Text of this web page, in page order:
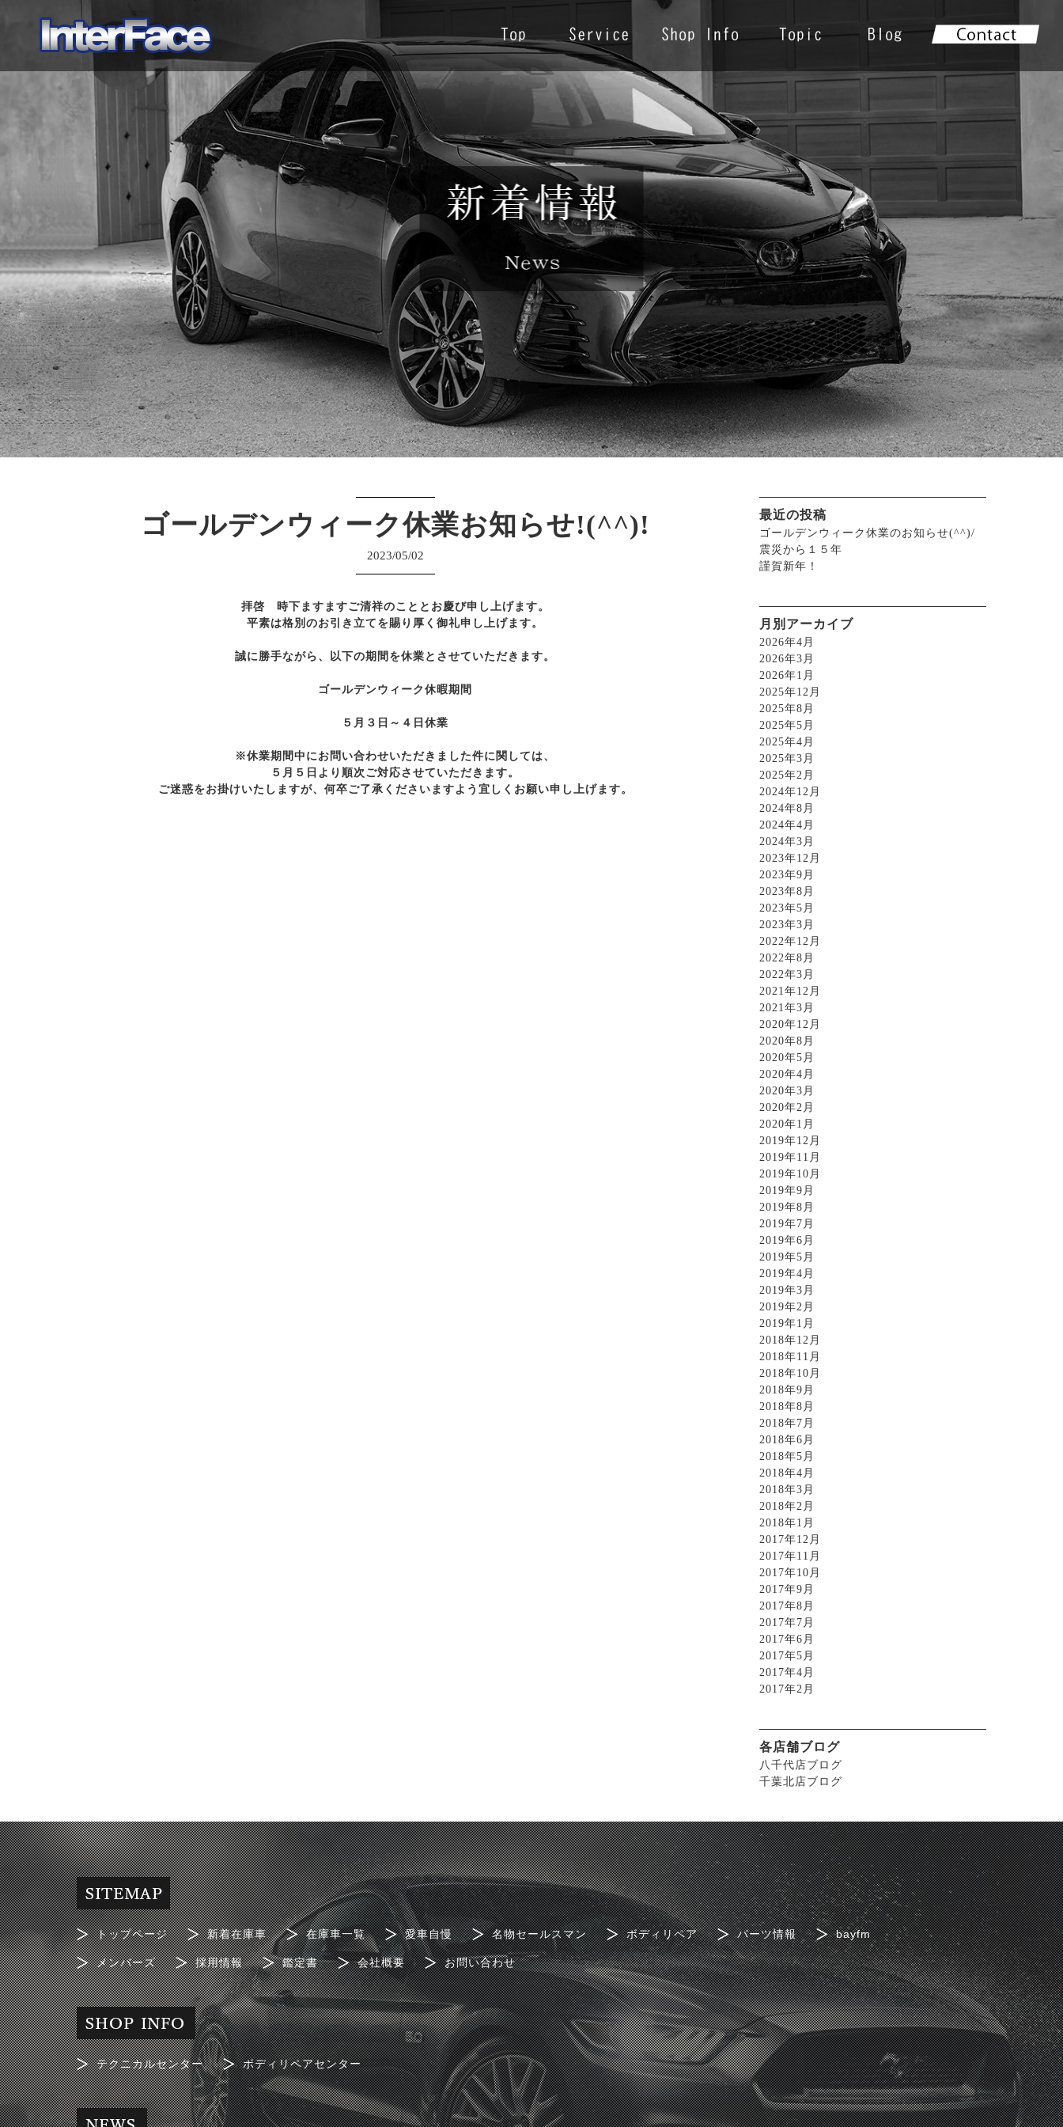
最近の投稿
ゴールデンウィーク休業のお知らせ(^^)/
震災から１５年
謹賀新年！
月別アーカイブ
2026年4月
2026年3月
2026年1月
2025年12月
2025年8月
2025年5月
2025年4月
2025年3月
2025年2月
2024年12月
2024年8月
2024年4月
2024年3月
2023年12月
2023年9月
2023年8月
2023年5月
2023年3月
2022年12月
2022年8月
2022年3月
2021年12月
2021年3月
2020年12月
2020年8月
2020年5月
2020年4月
2020年3月
2020年2月
2020年1月
2019年12月
2019年11月
2019年10月
2019年9月
2019年8月
2019年7月
2019年6月
2019年5月
2019年4月
2019年3月
2019年2月
2019年1月
2018年12月
2018年11月
2018年10月
2018年9月
2018年8月
2018年7月
2018年6月
2018年5月
2018年4月
2018年3月
2018年2月
2018年1月
2017年12月
2017年11月
2017年10月
2017年9月
2017年8月
2017年7月
2017年6月
2017年5月
2017年4月
2017年2月
各店舗ブログ
八千代店ブログ
千葉北店ブログ
ゴールデンウィーク休業お知らせ!(^^)!
2023/05/02
拝啓 時下ますますご清祥のこととお慶び申し上げます。
平素は格別のお引き立てを賜り厚く御礼申し上げます。
誠に勝手ながら、以下の期間を休業とさせていただきます。
ゴールデンウィーク休暇期間
５月３日～４日休業
※休業期間中にお問い合わせいただきました件に関しては、
５月５日より順次ご対応させていただきます。
ご迷惑をお掛けいたしますが、何卒ご了承くださいますよう宜しくお願い申し上げます。
トップページ 新着在庫車 在庫車一覧 愛車自慢 名物セールスマン ボディリペア パーツ情報 bayfm
メンバーズ 採用情報 鑑定書 会社概要 お問い合わせ
テクニカルセンター ボディリペアセンター